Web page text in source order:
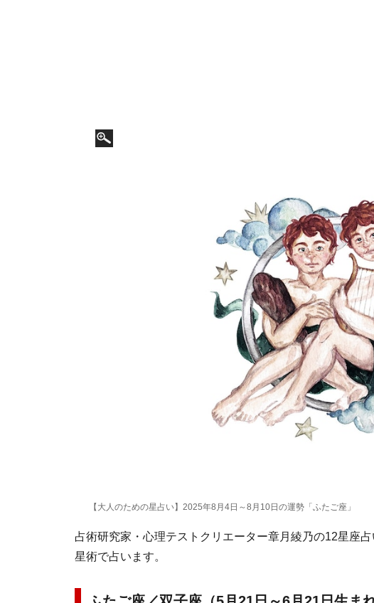
【大人のための星占い】2025年8月4日～8月10日の運勢「ふたご座」
占術研究家・心理テストクリエーター章月綾乃の12星座
星術で占います。